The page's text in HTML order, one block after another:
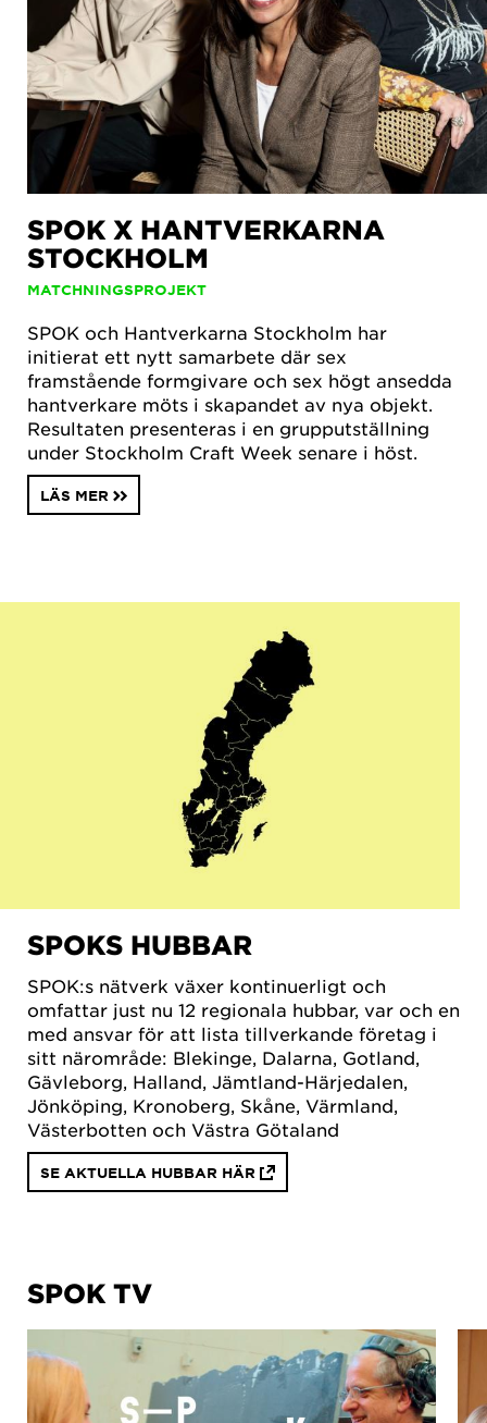
SPOK X HANTVERKARNA
STOCKHOLM
MATCHNINGSPROJEKT
SPOK och Hantverkarna Stockholm har
initierat ett nytt samarbete där sex
framstående formgivare och sex högt ansedda
hantverkare möts i skapandet av nya objekt.
Resultaten presenteras i en grupputställning
under Stockholm Craft Week senare i höst.
LÄS MER
SPOKS HUBBAR
SPOK:s nätverk växer kontinuerligt och
omfattar just nu 12 regionala hubbar, var och en
med ansvar för att lista tillverkande företag i
sitt närområde: Blekinge, Dalarna, Gotland,
Gävleborg, Halland, Jämtland-Härjedalen,
Jönköping, Kronoberg, Skåne, Värmland,
Västerbotten och Västra Götaland
SE AKTUELLA HUBBAR HÄR
SPOK TV